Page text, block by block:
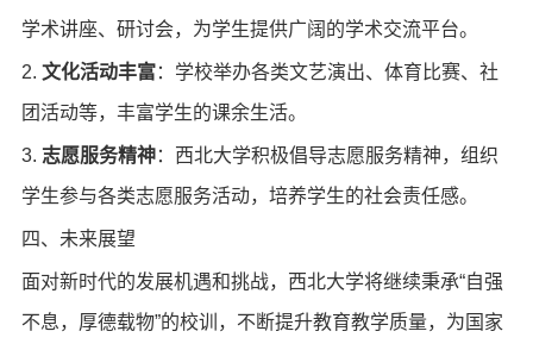
学术讲座、研讨会，为学生提供广阔的学术交流平台。
2. 文化活动丰富：学校举办各类文艺演出、体育比赛、社
团活动等，丰富学生的课余生活。
3. 志愿服务精神：西北大学积极倡导志愿服务精神，组织
学生参与各类志愿服务活动，培养学生的社会责任感。
四、未来展望
面对新时代的发展机遇和挑战，西北大学将继续秉承“自强
不息，厚德载物”的校训，不断提升教育教学质量，为国家